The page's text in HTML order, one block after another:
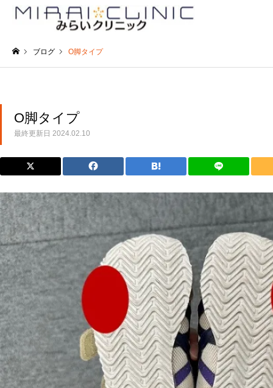
ブログ O脚タイプ
O脚タイプ
最終更新日 2024.02.10